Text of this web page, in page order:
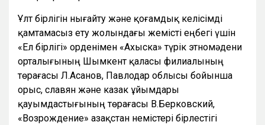
Ұлт бірлігін нығайту және қоғамдық келісімді
қамтамасыз ету жолындағы жемісті еңбегі үшін
«Ел бірлігі» орденімен «Ахыска» түрік этномәдени
орталығының Шымкент қаласы филиалының
төрағасы Л.Асанов, Павлодар облысы бойынша
орыс, славян және казак ұйымдары
қауымдастығының төрағасы В.Берковский,
«Возрождение» Қазақстан немістері бірлестігі